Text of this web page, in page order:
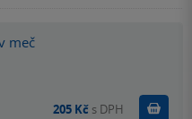
meč
205 Kč s DPH